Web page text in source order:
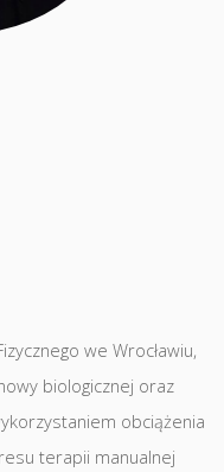
we Wrocławiu,
biologicznej oraz
obciążenia
terapii manualnej